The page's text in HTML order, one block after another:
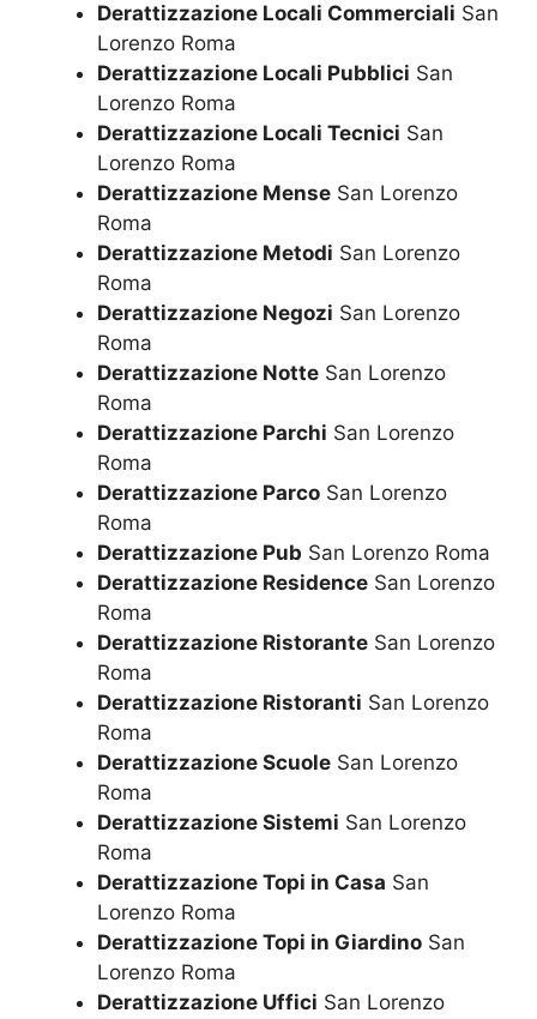
Derattizzazione Locali Commerciali San
Lorenzo Roma
Derattizzazione Locali Pubblici San
Lorenzo Roma
Derattizzazione Locali Tecnici San
Lorenzo Roma
Derattizzazione Mense San Lorenzo
Roma
Derattizzazione Metodi San Lorenzo
Roma
Derattizzazione Negozi San Lorenzo
Roma
Derattizzazione Notte San Lorenzo
Roma
Derattizzazione Parchi San Lorenzo
Roma
Derattizzazione Parco San Lorenzo
Roma
Derattizzazione Pub San Lorenzo Roma
Derattizzazione Residence San Lorenzo
Roma
Derattizzazione Ristorante San Lorenzo
Roma
Derattizzazione Ristoranti San Lorenzo
Roma
Derattizzazione Scuole San Lorenzo
Roma
Derattizzazione Sistemi San Lorenzo
Roma
Derattizzazione Topi in Casa San
Lorenzo Roma
Derattizzazione Topi in Giardino San
Lorenzo Roma
Derattizzazione Uffici San Lorenzo